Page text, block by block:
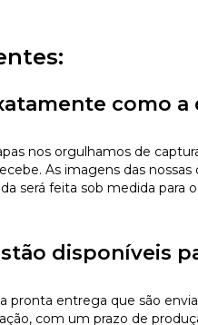
como a
nos orgulhamos de
As imagens das
será feita sob medida para
disponíveis
pronta entrega que são
com um prazo de